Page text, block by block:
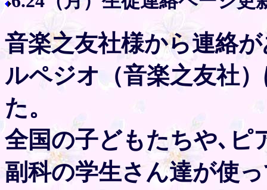
音楽之友社様から連絡
ルペジオ（音楽之友社
た。
全国の子どもたちや､ピ
副科の学生さん達が使